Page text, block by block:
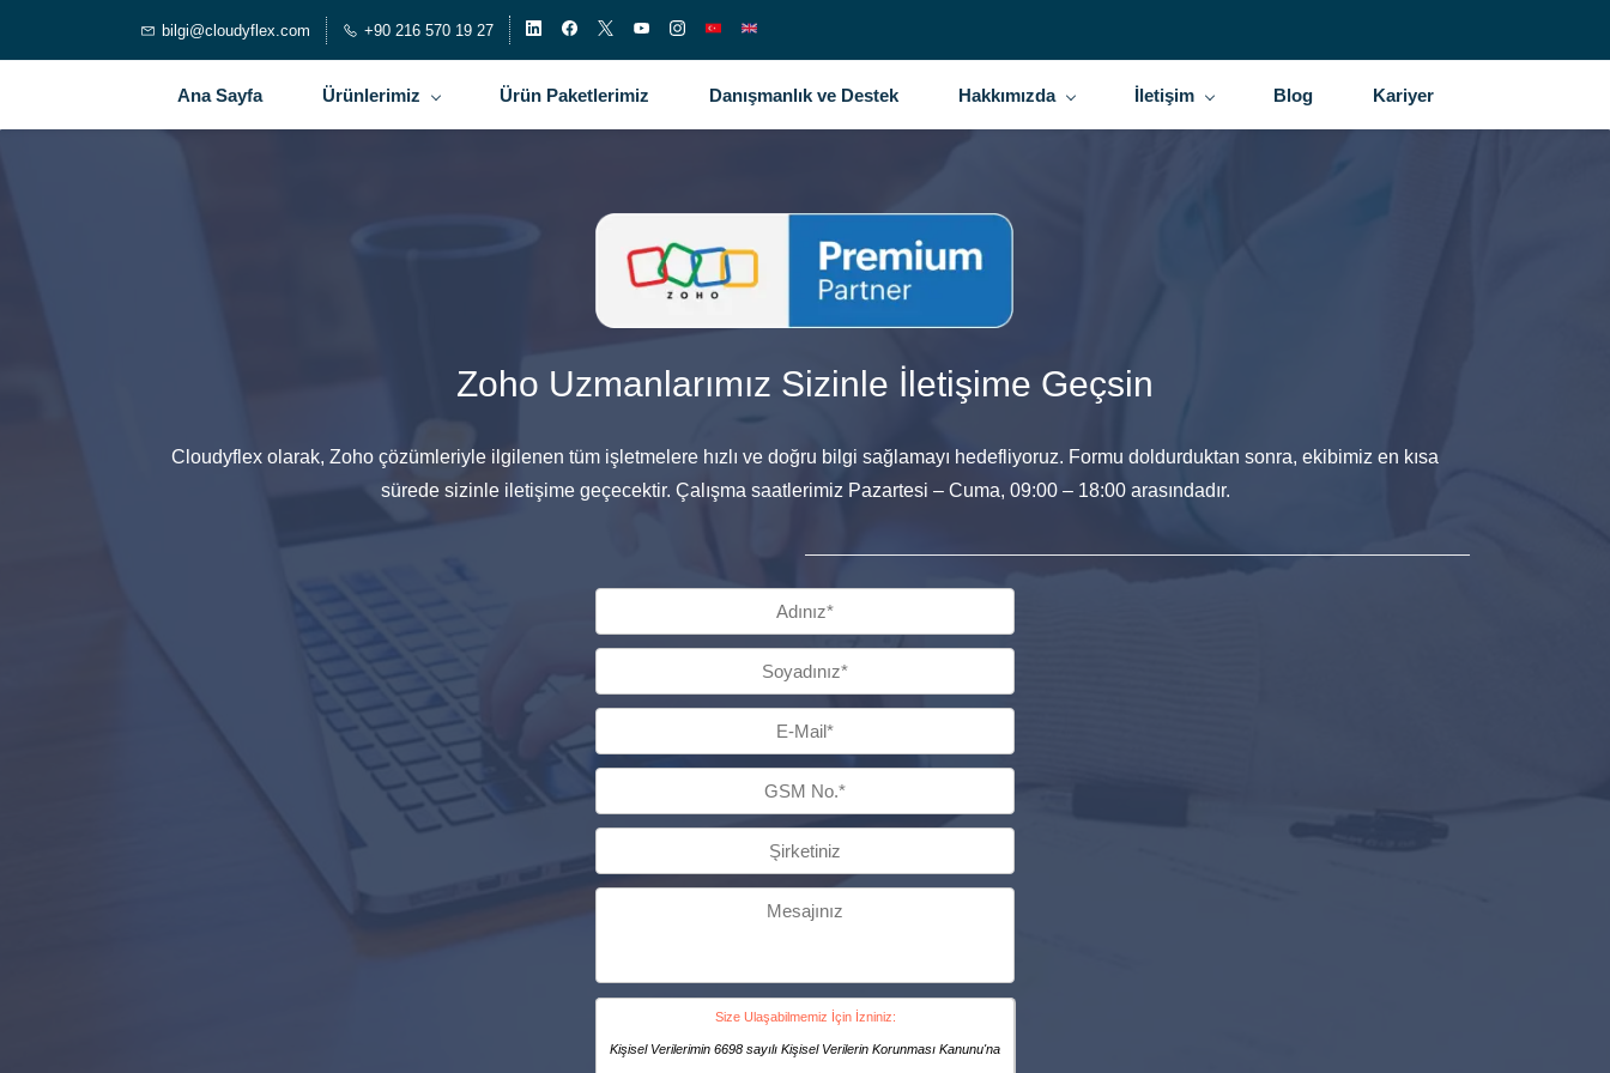
bilgi@cloudyflex.com +90 216 570 19 27
Ana Sayfa Ürünlerimiz Ürün Paketlerimiz Danışmanlık ve Destek Hakkımızda İletişim Blog Kariyer
Zoho Uzmanlarımız Sizinle İletişime Geçsin
Cloudyflex olarak, Zoho çözümleriyle ilgilenen tüm işletmelere hızlı ve doğru bilgi sağlamayı hedefliyoruz. Formu doldurduktan sonra, ekibimiz en kısa
sürede sizinle iletişime geçecektir. Çalışma saatlerimiz Pazartesi – Cuma, 09:00 – 18:00 arasındadır.
Size Ulaşabilmemiz İçin İzniniz:
Kişisel Verilerimin 6698 sayılı Kişisel Verilerin Korunması Kanunu'na